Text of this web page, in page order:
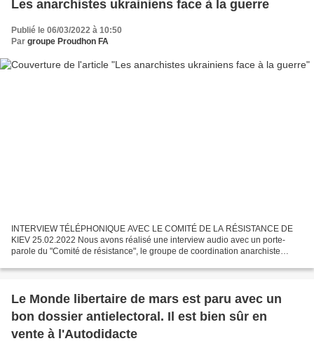
Les anarchistes ukrainiens face à la guerre
Publié le 06/03/2022 à 10:50
Par groupe Proudhon FA
INTERVIEW TÉLÉPHONIQUE AVEC LE COMITÉ DE LA RÉSISTANCE DE
KIEV 25.02.2022 Nous avons réalisé une interview audio avec un porte-
parole du "Comité de résistance", le groupe de coordination anarchiste
Le Monde libertaire de mars est paru avec un
bon dossier antielectoral. Il est bien sûr en
vente à l'Autodidacte